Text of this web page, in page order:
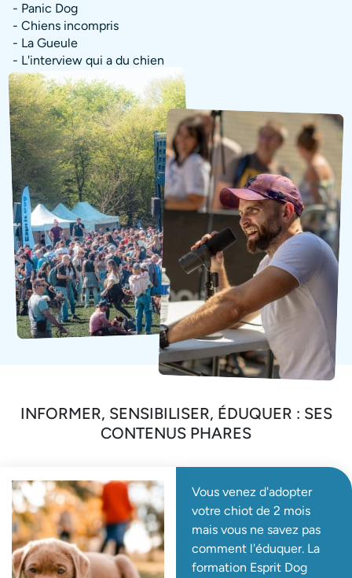
- Panic Dog
- Chiens incompris
- La Gueule
- L'interview qui a du chien
INFORMER, SENSIBILISER, ÉDUQUER : SES
CONTENUS PHARES
Vous venez d'adopter
votre chiot de 2 mois
mais vous ne savez pas
comment l'éduquer. La
formation Esprit Dog